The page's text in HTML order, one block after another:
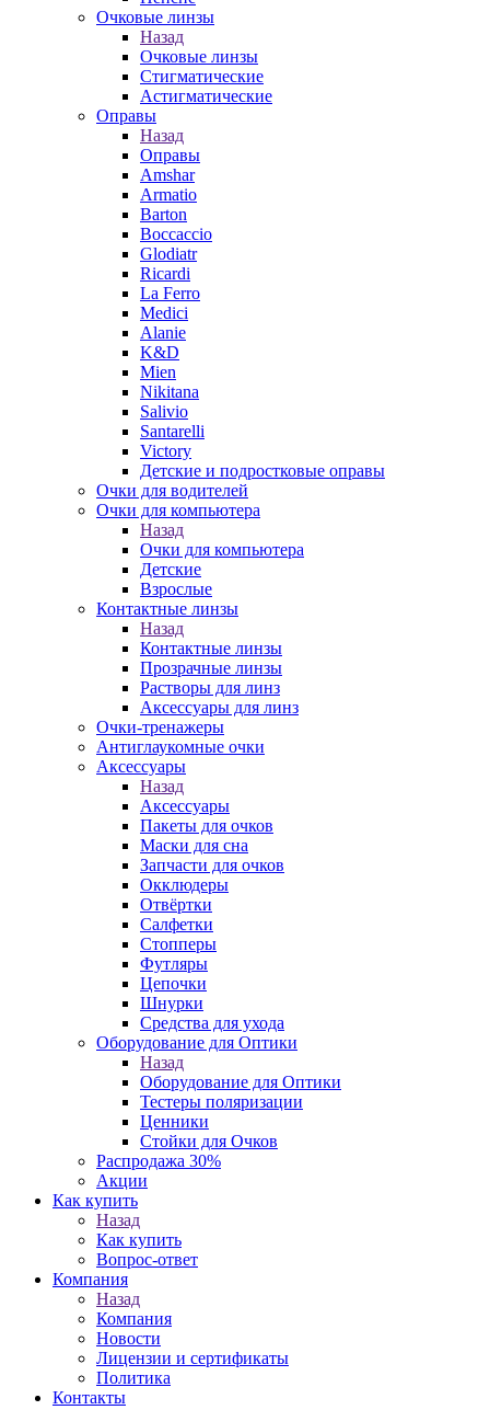
Очковые линзы
Назад
Очковые линзы
Стигматические
Астигматические
Оправы
Назад
Оправы
Amshar
Armatio
Barton
Boccaccio
Glodiatr
Ricardi
La Ferro
Medici
Alanie
K&D
Mien
Nikitana
Salivio
Santarelli
Victory
Детские и подростковые оправы
Очки для водителей
Очки для компьютера
Назад
Очки для компьютера
Детские
Взрослые
Контактные линзы
Назад
Контактные линзы
Прозрачные линзы
Растворы для линз
Аксессуары для линз
Очки-тренажеры
Антиглаукомные очки
Аксессуары
Назад
Аксессуары
Пакеты для очков
Маски для сна
Запчасти для очков
Окклюдеры
Отвёртки
Салфетки
Стопперы
Футляры
Цепочки
Шнурки
Средства для ухода
Оборудование для Оптики
Назад
Оборудование для Оптики
Тестеры поляризации
Ценники
Стойки для Очков
Распродажа 30%
Акции
Как купить
Назад
Как купить
Вопрос-ответ
Компания
Назад
Компания
Новости
Лицензии и сертификаты
Политика
Контакты